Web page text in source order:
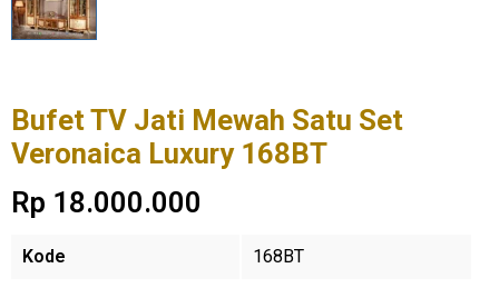
Bufet TV Jati Mewah Satu Set
Veronaica Luxury 168BT
Rp 18.000.000
Kode 168BT